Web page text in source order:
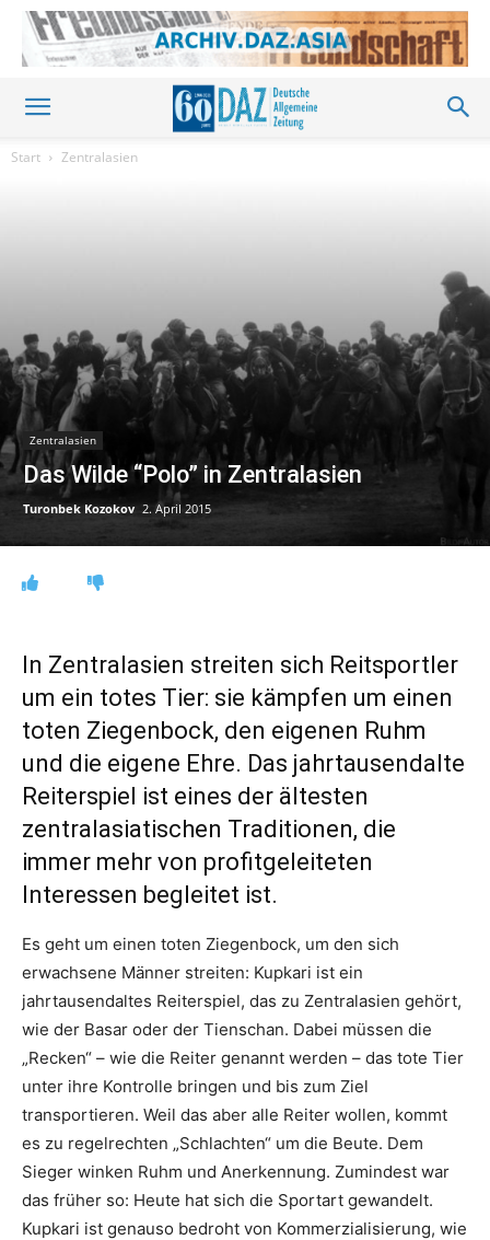
Start Zentralasien
Zentralasien
Das Wilde “Polo” in Zentralasien
Turonbek Kozokov 2. April 2015
In Zentralasien streiten sich Reitsportler
um ein totes Tier: sie kämpfen um einen
toten Ziegenbock, den eigenen Ruhm
und die eigene Ehre. Das jahrtausendalte
Reiterspiel ist eines der ältesten
zentralasiatischen Traditionen, die
immer mehr von profitgeleiteten
Interessen begleitet ist.
Es geht um einen toten Ziegenbock, um den sich
erwachsene Männer streiten: Kupkari ist ein
jahrtausendaltes Reiterspiel, das zu Zentralasien gehört,
wie der Basar oder der Tienschan. Dabei müssen die
„Recken“ – wie die Reiter genannt werden – das tote Tier
unter ihre Kontrolle bringen und bis zum Ziel
transportieren. Weil das aber alle Reiter wollen, kommt
es zu regelrechten „Schlachten“ um die Beute. Dem
Sieger winken Ruhm und Anerkennung. Zumindest war
das früher so: Heute hat sich die Sportart gewandelt.
Kupkari ist genauso bedroht von Kommerzialisierung, wie